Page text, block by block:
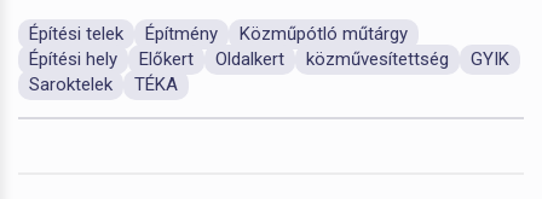
Építési telek Építmény
Közműpótló műtárgy
Építési hely
Előkert Oldalkert közművesítettség
GYIK
Saroktelek
TÉKA